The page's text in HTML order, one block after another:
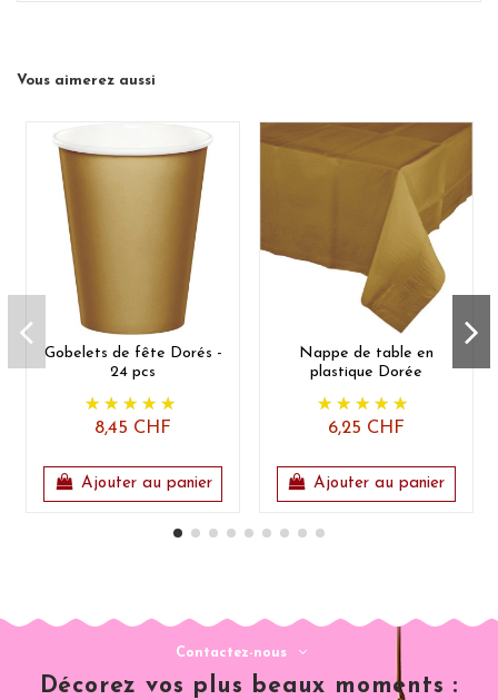
Vous aimerez aussi
Gobelets de fête Dorés -
24 pcs
8,45 CHF
Ajouter au panier
Nappe de table en
plastique Dorée
6,25 CHF
Ajouter au panier
Contactez-nous
Décorez vos plus beaux moments :